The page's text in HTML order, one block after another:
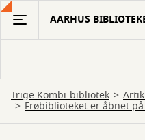
Gå
hovedindhold
AARHUS
Trige Kombi-bibliotek
Frøbiblioteket er åbnet